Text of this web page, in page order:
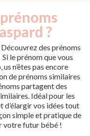
?
des prénoms
le prénom que vous
n’êtes pas encore
de prénoms similaires
partagent des
Idéal pour les
d’élargir vos idées tout
simple et pratique de
votre futur bébé !